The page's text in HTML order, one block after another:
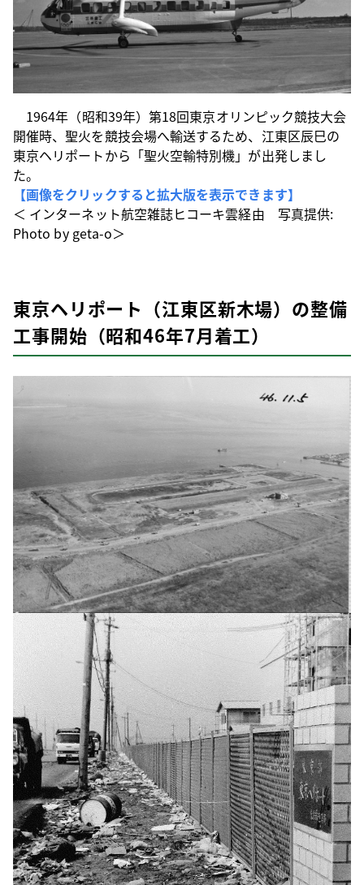
1964年（昭和39年）第18回東京オリンピック競技大会
開催時、聖火を競技会場へ輸送するため、江東区辰巳の
東京ヘリポートから「聖火空輸特別機」が出発しまし
た。
【画像をクリックすると拡大版を表示できます】
＜ インターネット航空雑誌ヒコーキ雲経由 写真提供:
Photo by geta-o＞
東京ヘリポート（江東区新木場）の整備
工事開始（昭和46年7月着工）